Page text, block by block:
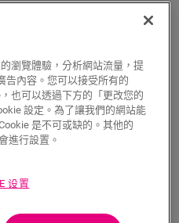
搜尋
美的收邊，可以扣合兩塊同等
瀏覽體驗，分析網站流量，提
告內容。您可以接受所有的
也可以透過下方的「更改您的
設定。為了讓我們的網站能
是不可或缺的。其他的
進行設置。
设置